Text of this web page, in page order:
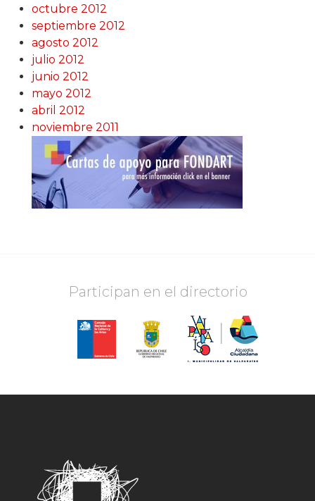
octubre 2012
septiembre 2012
agosto 2012
julio 2012
junio 2012
mayo 2012
abril 2012
noviembre 2011
Participan en el directorio